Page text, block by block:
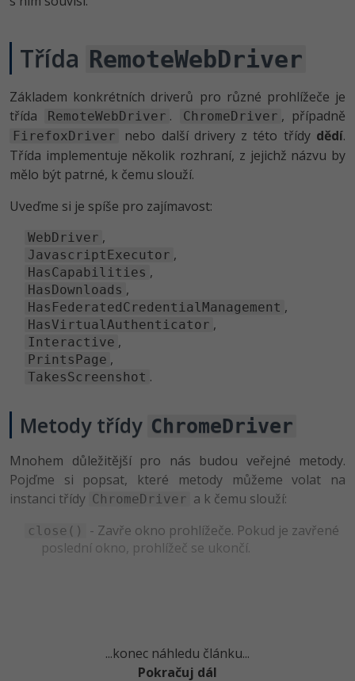
UML a návrhové vzory
React
Spring
Django
Best practices
HTML / CSS
UML a návrhové vzory
SQLite
C# Game developer
Webdesigner
Tester
Systémový administrátor
Grafik / UX/UI návrhář
3D grafik
Projektový manažer
Databázový analytik
Copywriter
SEO specialista
PHP -80%
C++ -80%
Swift
Kotlin -80%
C -80%
VB.NET
SQL
Návrh SW -80%
Algoritmy
Pro děti
Více
Fórum
Kurzy e-commerce
Digitální gramotnost
Photoshop -80%
Třída RemoteWebDriver
Základem konkrétních driverů pro různé prohlížeče je
třída
RemoteWebDriver . ChromeDriver , případně
FirefoxDriver nebo další drivery z této třídy dědí.
Třída implementuje několik rozhraní, z jejichž názvu by
mělo být patrné, k čemu slouží.
Uveďme si je spíše pro zajímavost:
WebDriver ,
JavascriptExecutor ,
HasCapabilities ,
HasDownloads ,
HasFederatedCredentialManagement ,
HasVirtualAuthenticator ,
Interactive ,
PrintsPage ,
TakesScreenshot .
Metody třídy ChromeDriver
Mnohem důležitější pro nás budou veřejné metody.
Pojďme si popsat, které metody můžeme volat na
instanci třídy ChromeDriver a k čemu slouží:
close()
- Zavře okno prohlížeče. Pokud je zavřené
poslední okno, prohlížeč se ukončí.
...konec náhledu článku...
Pokračuj dál